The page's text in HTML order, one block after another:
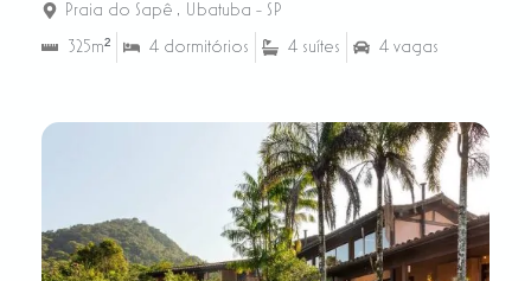
Praia do Sapê , Ubatuba - SP
325m²
4 dormitórios 4 suítes 4 vagas